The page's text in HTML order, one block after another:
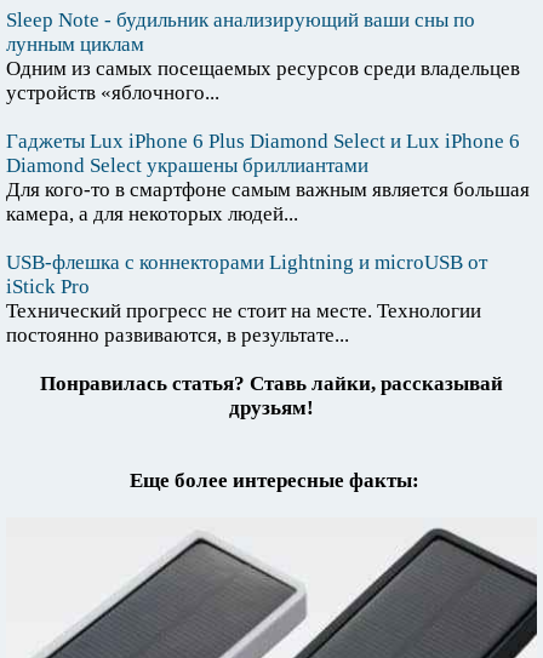
Sleep Note - будильник анализирующий ваши сны по
лунным циклам
Одним из самых посещаемых ресурсов среди владельцев
устройств «яблочного...
Гаджеты Lux iPhone 6 Plus Diamond Select и Lux iPhone 6
Diamond Select украшены бриллиантами
Для кого-то в смартфоне самым важным является большая
камера, а для некоторых людей...
USB-флешка с коннекторами Lightning и microUSB от
iStick Pro
Технический прогресс не стоит на месте. Технологии
постоянно развиваются, в результате...
Понравилась статья? Ставь лайки, рассказывай
друзьям!
Еще более интересные факты: